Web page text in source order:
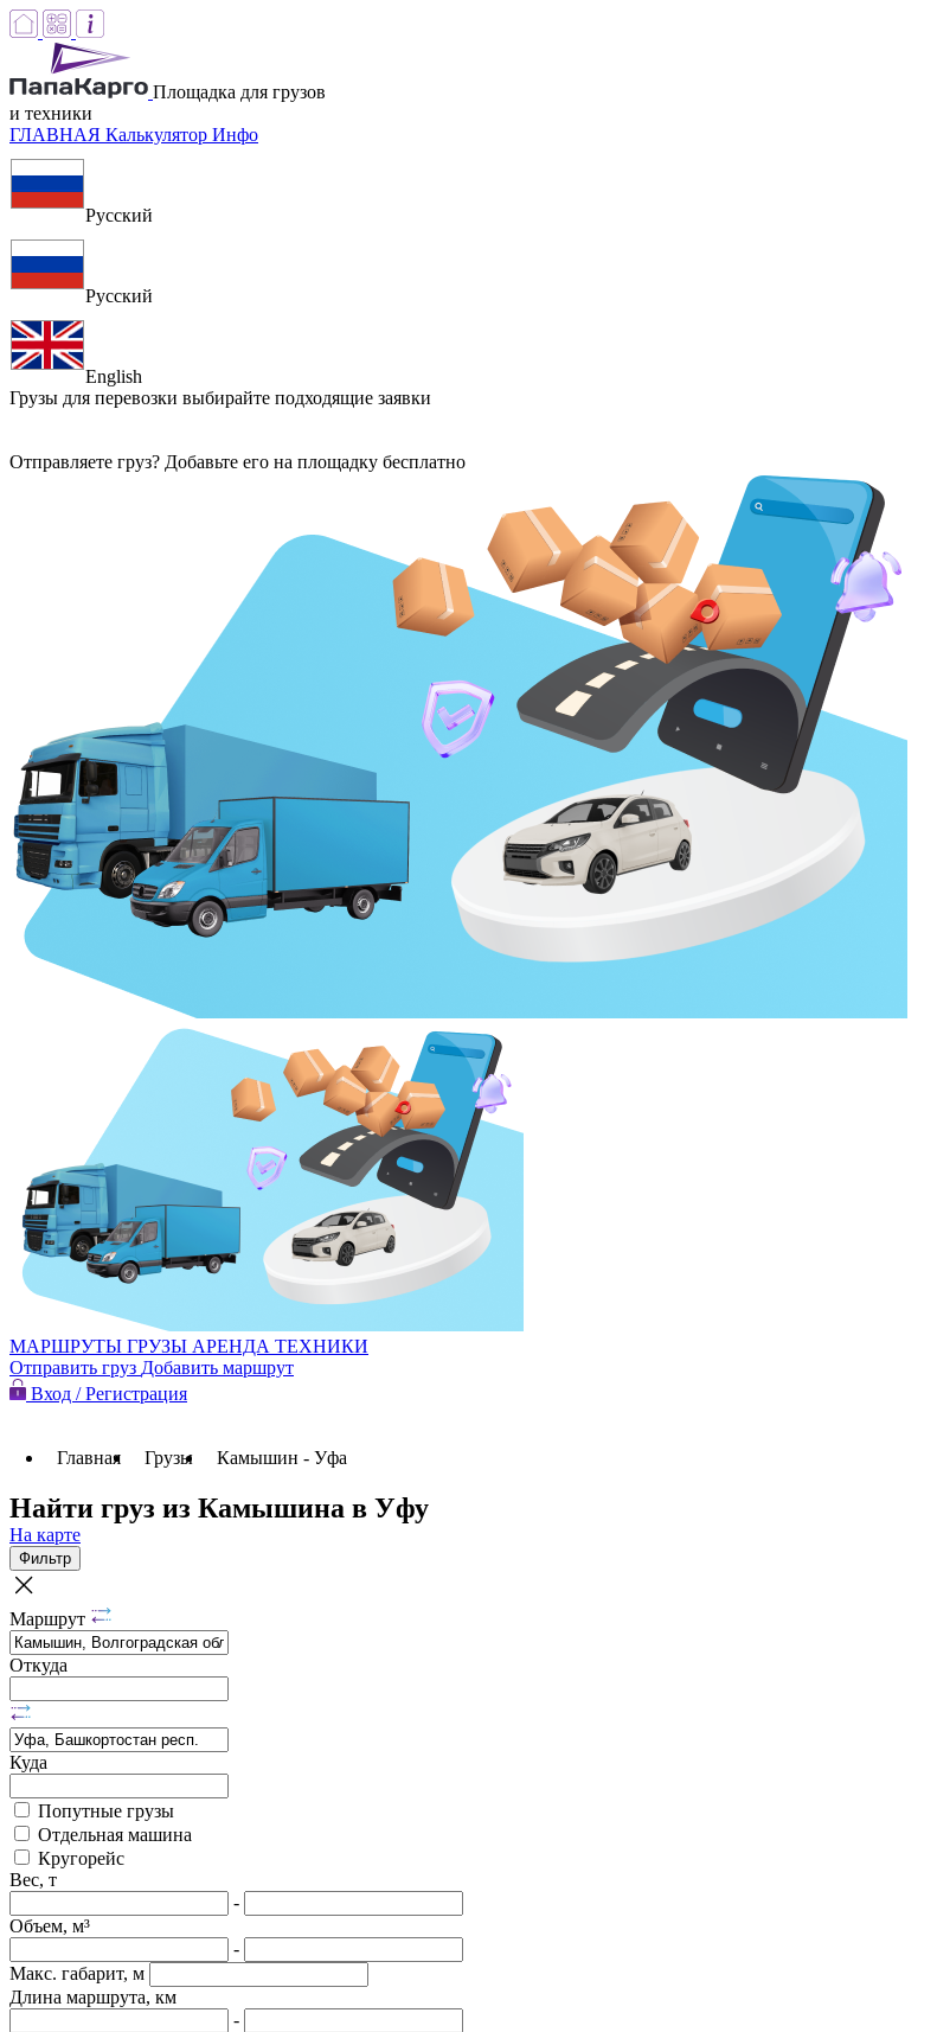
Площадка для грузов
и техники
ГЛАВНАЯ Калькулятор Инфо
Русский
Русский
English
Грузы для перевозки выбирайте подходящие заявки
Отправляете груз? Добавьте его на площадку бесплатно
МАРШРУТЫ ГРУЗЫ АРЕНДА ТЕХНИКИ
Отправить груз Добавить маршрут
Вход / Регистрация
Главная Грузы Камышин - Уфа
Найти груз из Камышина в Уфу
На карте
Фильтр
Маршрут
Откуда
Куда
Попутные грузы
Отдельная машина
Кругорейс
Вес, т
-
Объем, м³
-
Макс. габарит, м
Длина маршрута, км
-